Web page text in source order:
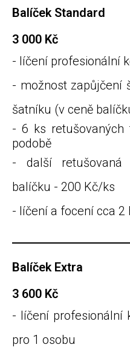
Balíček Standard
3 000 Kč
- líčení profesionální
- možnost zapůjčení
šatníku (v ceně
- 6 ks retušovaných
podobě
- další retušovaná
balíčku - 200 Kč/ks
- líčení a focení cca 2
Balíček Extra
3 600 Kč
- líčení profesionální
pro 1 osobu